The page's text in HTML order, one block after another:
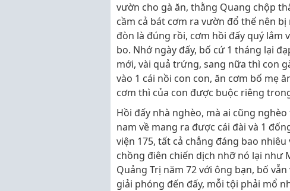
vườn cho gà ăn, thằng Quang chộp
cầm cả bát cơm ra vườn đổ thế nên
đòn là đúng rồi, cơm hồi đấy quý lắm
bo. Nhớ ngày đấy, bố cứ 1 tháng lại
mới, vài quả trứng, sang nữa thì con
vào 1 cái nồi con con, ăn cơm bố mẹ
cơm thì của con được buộc riêng
Hồi đấy nhà nghèo, mà ai cũng
nam về mang ra được cái đài và 1
viện 175, tất cả chẳng đáng bao
chồng điên chiến dịch nhỡ nó lại như
Quảng Trị năm 72 với ông bạn, bố
giải phóng đến đấy, mỗi tội phải mổ